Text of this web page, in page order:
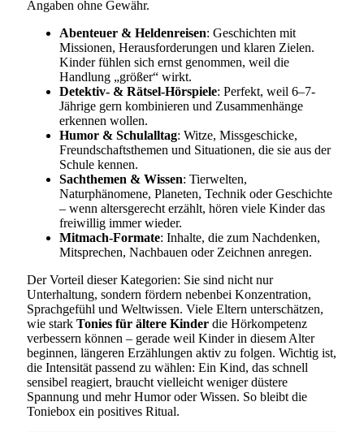
Angaben ohne Gewähr.
Abenteuer & Heldenreisen: Geschichten mit
Missionen, Herausforderungen und klaren Zielen.
Kinder fühlen sich ernst genommen, weil die
Handlung „größer“ wirkt.
Detektiv- & Rätsel-Hörspiele: Perfekt, weil 6–7-
Jährige gern kombinieren und Zusammenhänge
erkennen wollen.
Humor & Schulalltag: Witze, Missgeschicke,
Freundschaftsthemen und Situationen, die sie aus der
Schule kennen.
Sachthemen & Wissen: Tierwelten,
Naturphänomene, Planeten, Technik oder Geschichte
– wenn altersgerecht erzählt, hören viele Kinder das
freiwillig immer wieder.
Mitmach-Formate: Inhalte, die zum Nachdenken,
Mitsprechen, Nachbauen oder Zeichnen anregen.
Der Vorteil dieser Kategorien: Sie sind nicht nur
Unterhaltung, sondern fördern nebenbei Konzentration,
Sprachgefühl und Weltwissen. Viele Eltern unterschätzen,
wie stark Tonies für ältere Kinder die Hörkompetenz
verbessern können – gerade weil Kinder in diesem Alter
beginnen, längeren Erzählungen aktiv zu folgen. Wichtig ist,
die Intensität passend zu wählen: Ein Kind, das schnell
sensibel reagiert, braucht vielleicht weniger düstere
Spannung und mehr Humor oder Wissen. So bleibt die
Toniebox ein positives Ritual.